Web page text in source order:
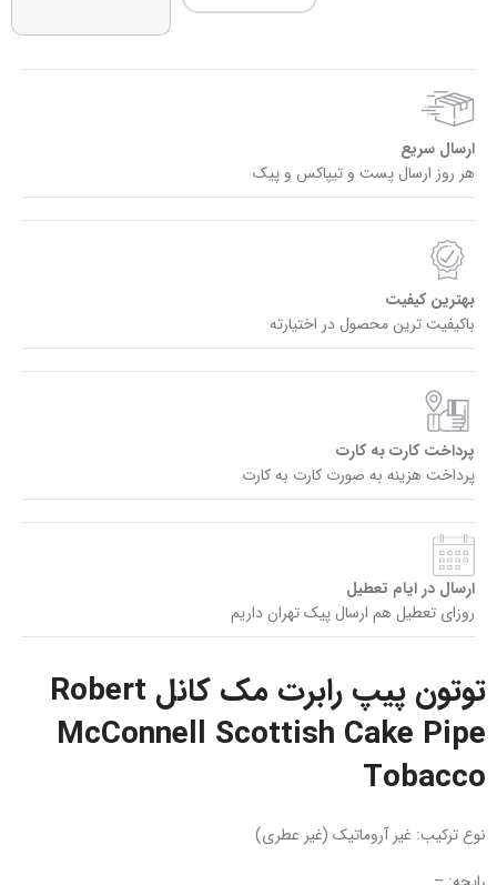
ارسال سریع
هر روز ارسال پست و تیپاکس و پیک
بهترین کیفیت
باکیفیت ترین محصول در اختیارته
پرداخت کارت به کارت
پرداخت هزینه به صورت کارت به کارت
ارسال در ایام تعطیل
روزای تعطیل هم ارسال پیک تهران داریم
توتون پیپ رابرت مک کانل Robert
McConnell Scottish Cake Pipe
Tobacco
نوع ترکیب: غیر آروماتیک (غیر عطری)